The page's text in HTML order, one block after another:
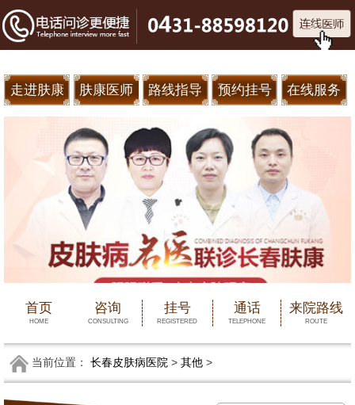
走进肤康 肤康医师 路线指导 预约挂号 在线服务
首页
HOME
咨询
CONSULTING
挂号
REGISTERED
通话
TELEPHONE
来院路线
ROUTE
当前位置： 长春皮肤病医院> 其他>